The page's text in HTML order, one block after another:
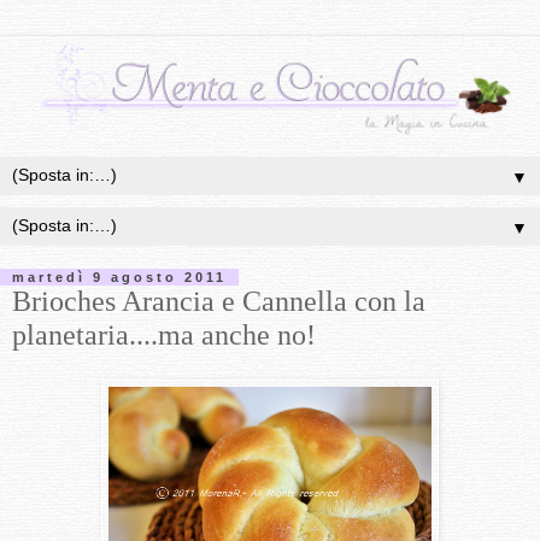
▼
▼
martedì 9 agosto 2011
Brioches Arancia e Cannella con la
planetaria....ma anche no!